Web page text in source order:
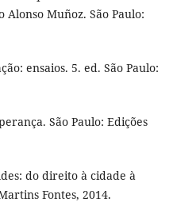
Muñoz. São Paulo:
ensaios. 5. ed. São Paulo:
São Paulo: Edições
do direito à cidade à
Fontes, 2014.